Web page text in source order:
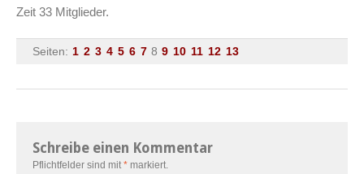
Zeit 33 Mitglieder.
Seiten: 1 2 3 4 5 6 7 8 9 10 11 12 13
Schreibe einen Kommentar
Pflichtfelder sind mit * markiert.